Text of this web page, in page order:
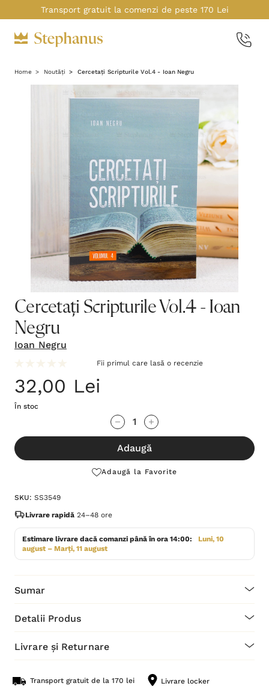
Transport gratuit la comenzi de peste 170 Lei
Home Noutăți Cercetați Scripturile Vol.4 - Ioan Negru
Cercetați Scripturile Vol.4 - Ioan
Negru
Ioan Negru
Fii primul care lasă o recenzie
32,00 Lei
În stoc
te!
Stocul
Adaugă
Adaugă la Favorite
SKU: SS3549
Livrare rapidă 24–48 ore
Estimare livrare dacă comanzi până în ora 14:00:
Luni, 10
august – Marți, 11 august
Sumar
Detalii Produs
Livrare și Returnare
Transport gratuit de la 170 lei Livrare locker